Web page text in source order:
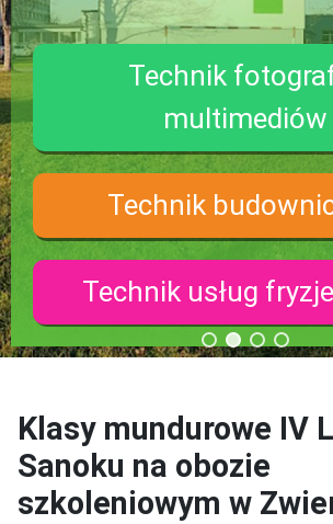
Technik
multimediów
Technik
Technik usług
Klasy mundurowe IV
Sanoku na obozie
szkoleniowym w